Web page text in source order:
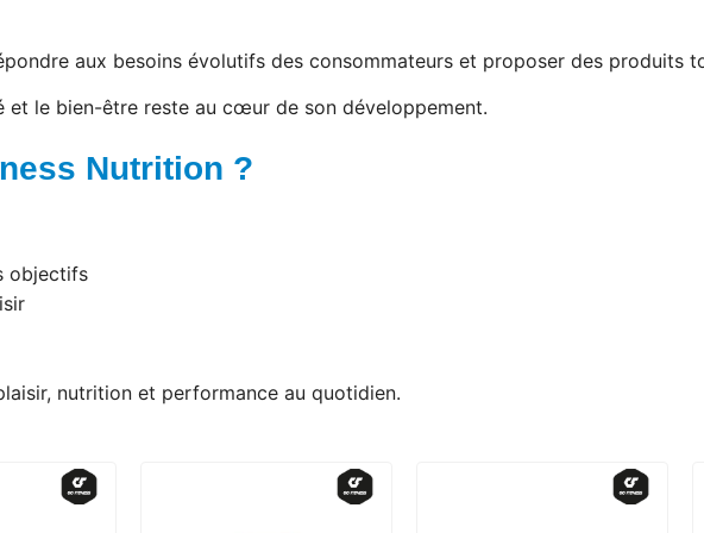
aux besoins évolutifs des consommateurs et proposer des produits
et le bien-être reste au cœur de son développement.
Nutrition ?
objectifs
nutrition et performance au quotidien.